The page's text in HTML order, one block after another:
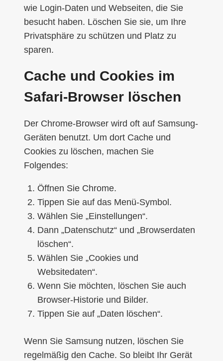
wie Login-Daten und Webseiten, die Sie
besucht haben. Löschen Sie sie, um Ihre
Privatsphäre zu schützen und Platz zu
sparen.
Cache und Cookies im
Safari-Browser löschen
Der Chrome-Browser wird oft auf Samsung-
Geräten benutzt. Um dort Cache und
Cookies zu löschen, machen Sie
Folgendes:
Öffnen Sie Chrome.
Tippen Sie auf das Menü-Symbol.
Wählen Sie „Einstellungen“.
Dann „Datenschutz“ und „Browserdaten
löschen“.
Wählen Sie „Cookies und
Websitedaten“.
Wenn Sie möchten, löschen Sie auch
Browser-Historie und Bilder.
Tippen Sie auf „Daten löschen“.
Wenn Sie Samsung nutzen, löschen Sie
regelmäßig den Cache. So bleibt Ihr Gerät